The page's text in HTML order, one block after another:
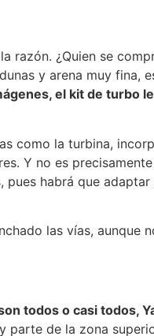
razón. ¿Quien se
y arena muy fina,
el kit de turbo
como la turbina,
Y no es
habrá que
las vías, aunque
todos o casi todos,
parte de la zona